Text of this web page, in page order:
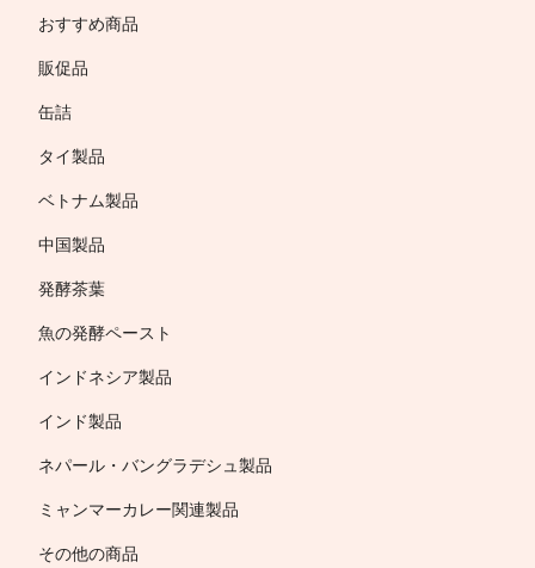
おすすめ商品
販促品
缶詰
タイ製品
ベトナム製品
中国製品
発酵茶葉
魚の発酵ペースト
インドネシア製品
インド製品
ネパール・バングラデシュ製品
ミャンマーカレー関連製品
その他の商品